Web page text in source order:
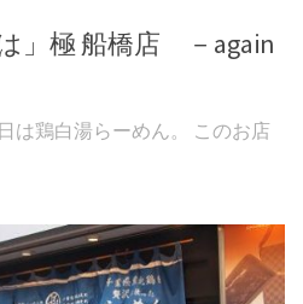
」極 船橋店 －again
は鶏白湯らーめん。 このお店